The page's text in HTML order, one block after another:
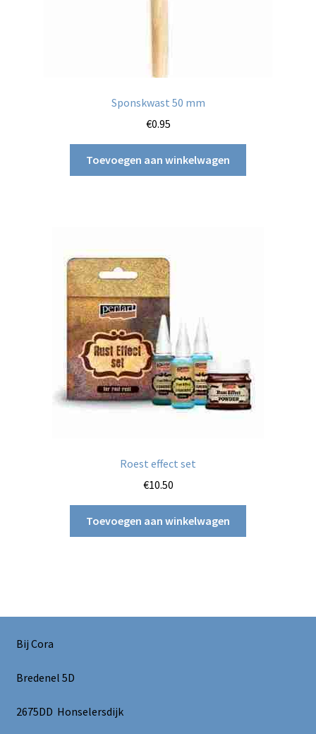
Sponskwast 50 mm
€0.95
Toevoegen aan winkelwagen
Roest effect set
€10.50
Toevoegen aan winkelwagen
Bij Cora
Bredenel 5D
2675DD Honselersdijk